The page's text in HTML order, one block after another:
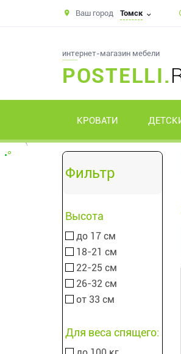
Ваш город Томск
интернет-магазин мебели
POSTELLI.
КРОВАТИ
Фильтр
Высота
до 17 см
18-21 см
22-25 см
26-32 см
от 33 см
Для веса спящего: